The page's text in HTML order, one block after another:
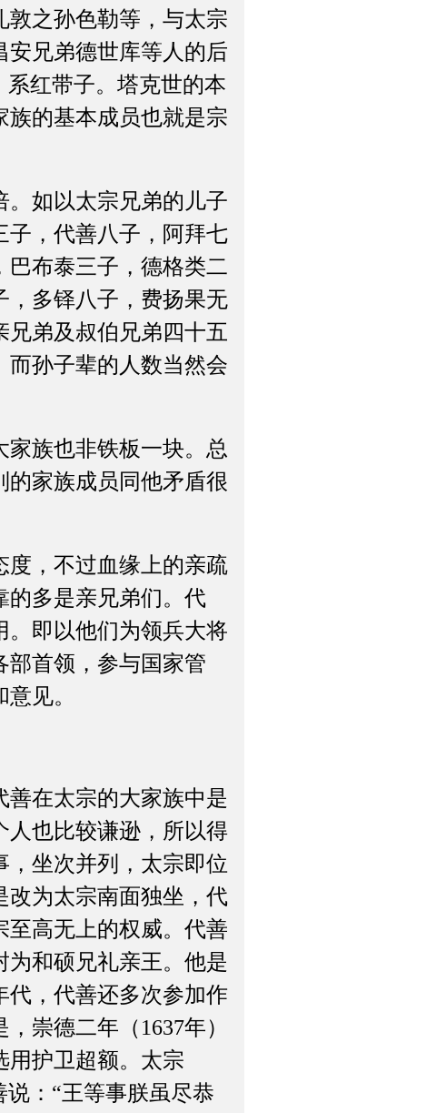
敦之孙色勒等，与太宗
安兄弟德世库等人的后
红带子。塔克世的本
族的基本成员也就是宗
如以太宗兄弟的儿子
子，代善八子，阿拜七
巴布泰三子，德格类二
，多铎八子，费扬果无
弟及叔伯兄弟四十五
而孙子辈的人数当然会
族也非铁板一块。总
的家族成员同他矛盾很
，不过血缘上的亲疏
的多是亲兄弟们。代
。即以他们为领兵大将
部首领，参与国家管
见。
在太宗的大家族中是
人也比较谦逊，所以得
坐次并列，太宗即位
改为太宗南面独坐，代
至高无上的权威。代善
为和硕兄礼亲王。他是
代，代善还多次参加作
崇德二年（1637年）
用护卫超额。太宗
：“王等事朕虽尽恭